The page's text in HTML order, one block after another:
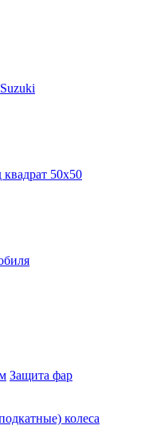
Suzuki
50х50
Защита фар
колеса